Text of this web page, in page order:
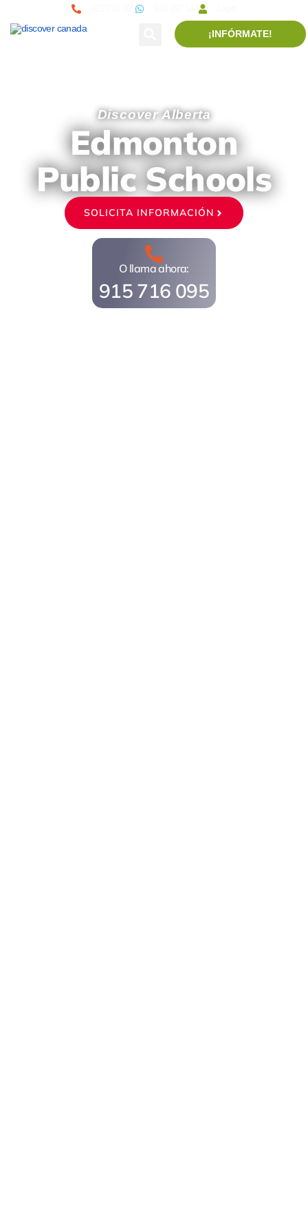
¡INFÓRMATE!
Discover Alberta
Edmonton
Public Schools
SOLICITA INFORMACIÓN
O llama ahora:
915 716 095